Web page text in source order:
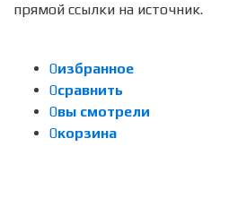
прямой ссылки на источник.
0избранное
0сравнить
0вы смотрели
0корзина